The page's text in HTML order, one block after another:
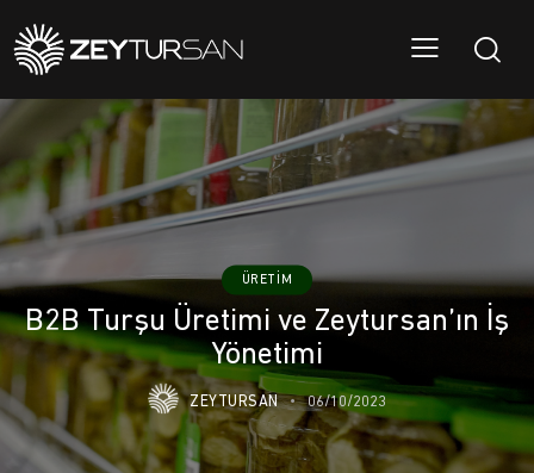
ÜRETIM
B2B Turşu Üretimi ve Zeytursan’ın İş
Yönetimi
ZEYTURSAN 06/10/2023